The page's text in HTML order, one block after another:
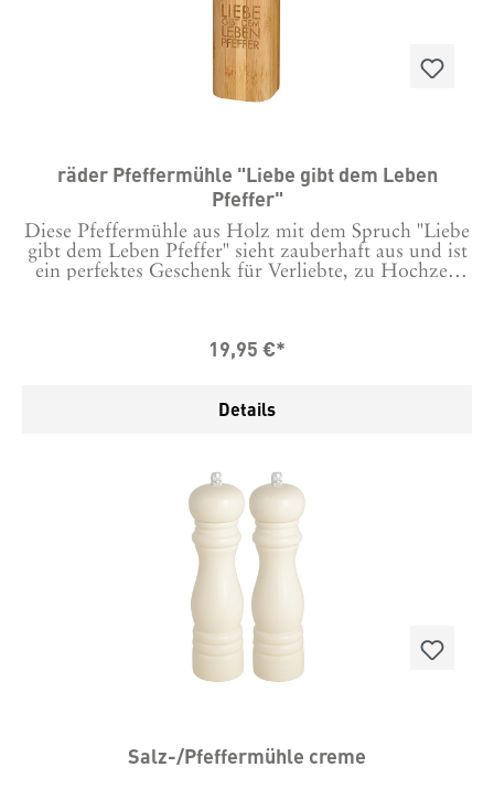
räder Pfeffermühle "Liebe gibt dem Leben
Pfeffer"
Diese Pfeffermühle aus Holz mit dem Spruch "Liebe
gibt dem Leben Pfeffer" sieht zauberhaft aus und ist
ein perfektes Geschenk für Verliebte, zu Hochzeit
AkazienholzUnbehandeltes Akazienholz mit
19,95 €*
Details
Salz-/Pfeffermühle creme